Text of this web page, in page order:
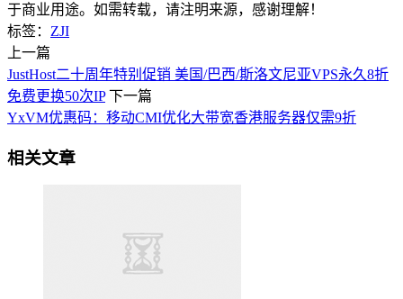
于商业用途。如需转载，请注明来源，感谢理解！
标签： ZJI
上一篇
JustHost二十周年特别促销 美国/巴西/斯洛文尼亚VPS永久8折
免费更换50次IP 下一篇
YxVM优惠码：移动CMI优化大带宽香港服务器仅需9折
相关文章